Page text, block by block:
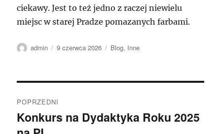
ciekawy. Jest to też jedno z raczej niewielu
miejsc w starej Pradze pomazanych farbami.
Autor
admin
Data
9 czerwca 2026 Kategorie
Blog, Inne
wpisu
POPRZEDNI
Poprzedni
wpis:
Konkurs na Dydaktyka Roku 2025